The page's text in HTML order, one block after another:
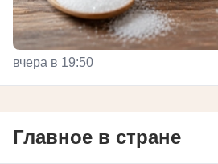
вчера в 19:50
Главное в стране